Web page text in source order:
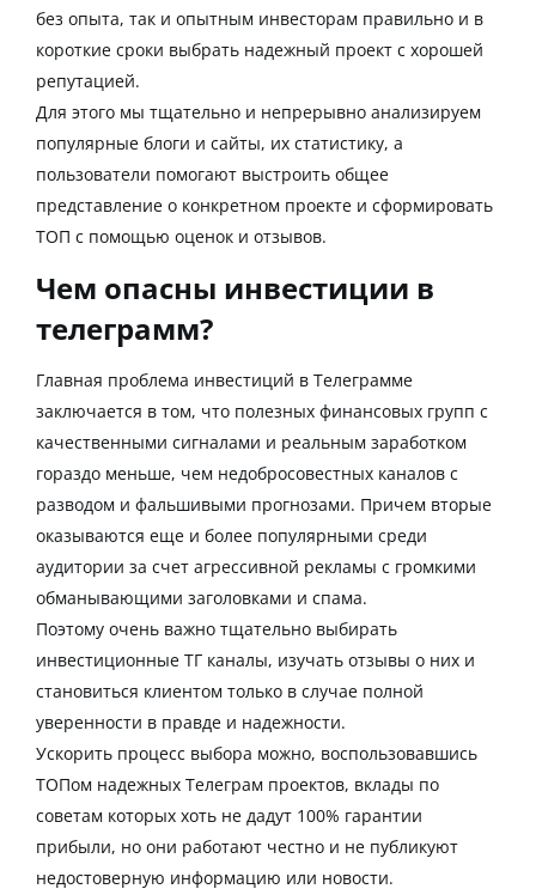
без опыта, так и опытным инвесторам правильно и в
короткие сроки выбрать надежный проект с хорошей
репутацией.
Для этого мы тщательно и непрерывно анализируем
популярные блоги и сайты, их статистику, а
пользователи помогают выстроить общее
представление о конкретном проекте и сформировать
ТОП с помощью оценок и отзывов.
Чем опасны инвестиции в
телеграмм?
Главная проблема инвестиций в Телеграмме
заключается в том, что полезных финансовых групп с
качественными сигналами и реальным заработком
гораздо меньше, чем недобросовестных каналов с
разводом и фальшивыми прогнозами. Причем вторые
оказываются еще и более популярными среди
аудитории за счет агрессивной рекламы с громкими
обманывающими заголовками и спама.
Поэтому очень важно тщательно выбирать
инвестиционные ТГ каналы, изучать отзывы о них и
становиться клиентом только в случае полной
уверенности в правде и надежности.
Ускорить процесс выбора можно, воспользовавшись
ТОПом надежных Телеграм проектов, вклады по
советам которых хоть не дадут 100% гарантии
прибыли, но они работают честно и не публикуют
недостоверную информацию или новости.